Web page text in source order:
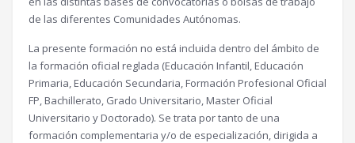
de las diferentes Comunidades Autónomas.
La presente formación no está incluida dentro del ámbito de
la formación oficial reglada (Educación Infantil, Educación
Primaria, Educación Secundaria, Formación Profesional Oficial
FP, Bachillerato, Grado Universitario, Master Oficial
Universitario y Doctorado). Se trata por tanto de una
formación complementaria y/o de especialización, dirigida a